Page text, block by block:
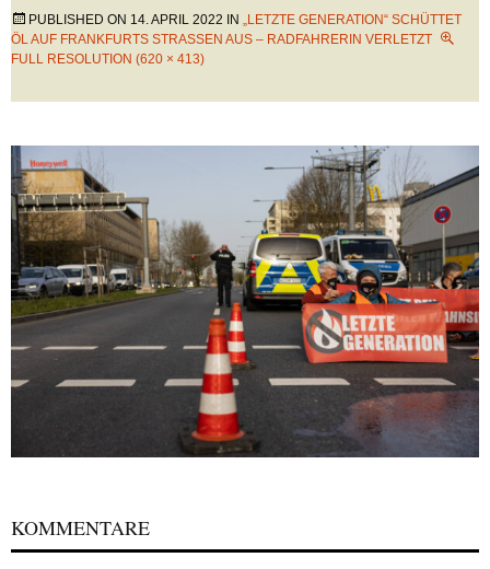
PUBLISHED ON 14. APRIL 2022 IN „LETZTE GENERATION“ SCHÜTTET
ÖL AUF FRANKFURTS STRASSEN AUS – RADFAHRERIN VERLETZT
FULL RESOLUTION (620 × 413)
KOMMENTARE